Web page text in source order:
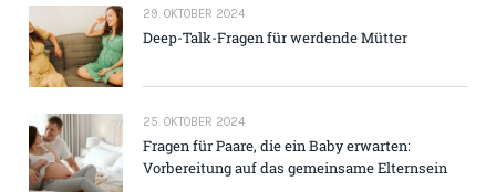
29. OKTOBER 2024
Deep-Talk-Fragen für werdende Mütter
25. OKTOBER 2024
Fragen für Paare, die ein Baby erwarten:
Vorbereitung auf das gemeinsame Elternsein